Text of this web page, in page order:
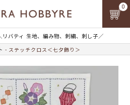
リバティ 生地、編み物、刺繍、刺し子／
0
ステッチクロス＜七夕飾り＞